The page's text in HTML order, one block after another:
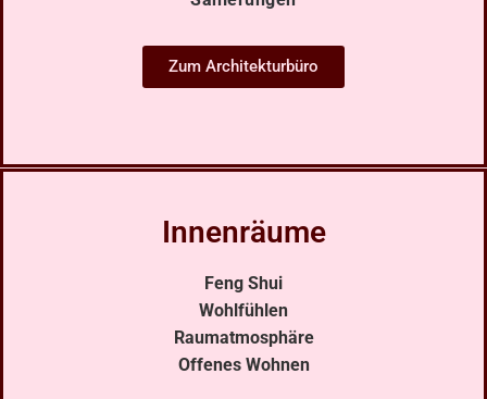
Zum Architekturbüro
Innenräume
Feng Shui
Wohlfühlen
Raumatmosphäre
Offenes Wohnen